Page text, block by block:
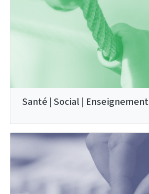
Santé | Social | Enseignement